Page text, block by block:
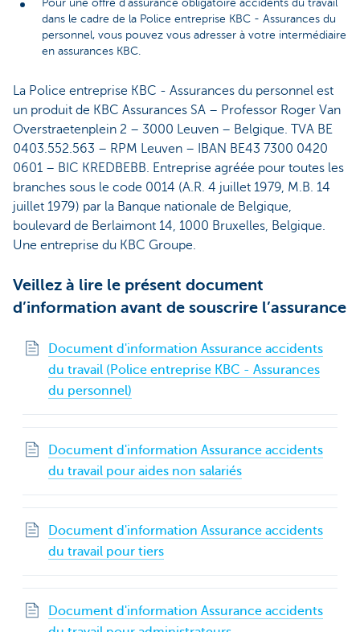
Pour une offre d’assurance obligatoire accidents du travail
dans le cadre de la Police entreprise KBC - Assurances du
personnel, vous pouvez vous adresser à votre intermédiaire
en assurances KBC.
La Police entreprise KBC - Assurances du personnel est
un produit de KBC Assurances SA – Professor Roger Van
Overstraetenplein 2 – 3000 Leuven – Belgique. TVA BE
0403.552.563 – RPM Leuven – IBAN BE43 7300 0420
0601 – BIC KREDBEBB. Entreprise agréée pour toutes les
branches sous le code 0014 (A.R. 4 juillet 1979, M.B. 14
juillet 1979) par la Banque nationale de Belgique,
boulevard de Berlaimont 14, 1000 Bruxelles, Belgique.
Une entreprise du KBC Groupe.
Veillez à lire le présent document
d’information avant de souscrire l’assurance
Document d'information Assurance accidents
du travail (Police entreprise KBC - Assurances
du personnel)
Document d'information Assurance accidents
du travail pour aides non salariés
Document d'information Assurance accidents
du travail pour tiers
Document d'information Assurance accidents